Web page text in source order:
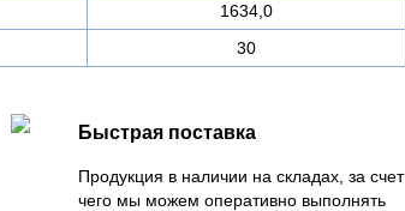
1634,0
30
Быстрая поставка
Продукция в наличии на складах, за счет
чего мы можем оперативно выполнять